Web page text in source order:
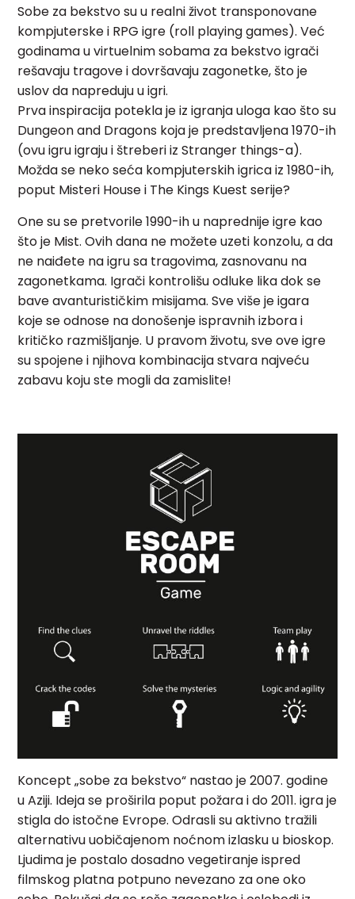
Sobe za bekstvo su u realni život transponovane
kompjuterske i RPG igre (roll playing games). Već
godinama u virtuelnim sobama za bekstvo igrači
rešavaju tragove i dovršavaju zagonetke, što je
uslov da napreduju u igri.
Prva inspiracija potekla je iz igranja uloga kao što su
Dungeon and Dragons koja je predstavljena 1970-ih
(ovu igru igraju i štreberi iz Stranger things-a).
Možda se neko seća kompjuterskih igrica iz 1980-ih,
poput Misteri House i The Kings Kuest serije?
One su se pretvorile 1990-ih u naprednije igre kao
što je Mist. Ovih dana ne možete uzeti konzolu, a da
ne naiđete na igru sa tragovima, zasnovanu na
zagonetkama. Igrači kontrolišu odluke lika dok se
bave avanturističkim misijama. Sve više je igara
koje se odnose na donošenje ispravnih izbora i
kritičko razmišljanje. U pravom životu, sve ove igre
su spojene i njihova kombinacija stvara najveću
zabavu koju ste mogli da zamislite!
Koncept „sobe za bekstvo“ nastao je 2007. godine
u Aziji. Ideja se proširila poput požara i do 2011. igra je
stigla do istočne Evrope. Odrasli su aktivno tražili
alternativu uobičajenom noćnom izlasku u bioskop.
Ljudima je postalo dosadno vegetiranje ispred
filmskog platna potpuno nevezano za one oko